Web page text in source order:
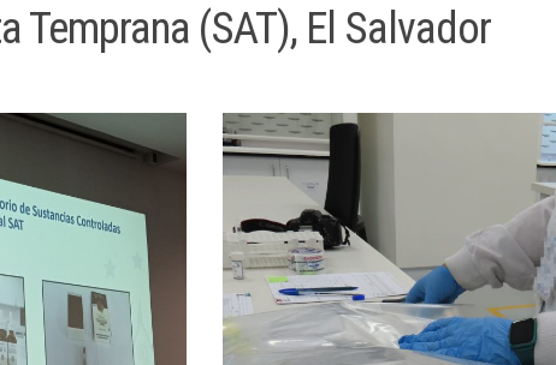
Temprana (SAT), El Salvador